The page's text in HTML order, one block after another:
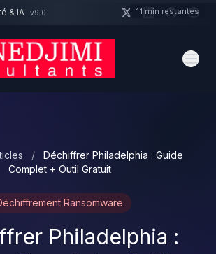
& IA v9.0
/
Déchiffrer Philadelphia : Guide
Complet + Outil Gratuit
Ransomware
Philadelphia :
? 11 min restantes